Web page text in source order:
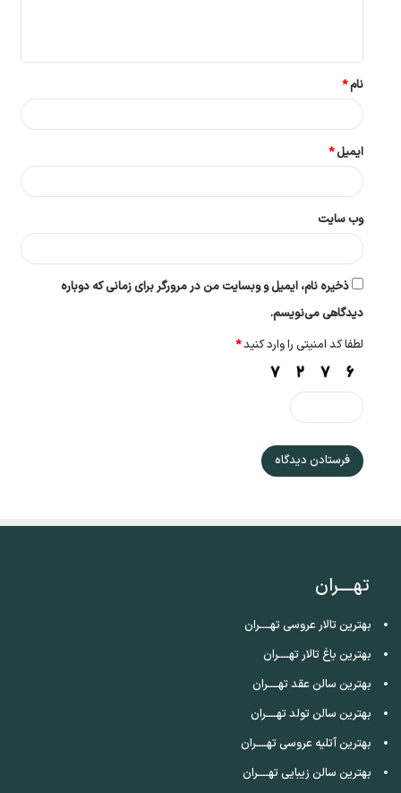
*
نام*
ایمیل*
وب‌ سایت
ذخیره نام، ایمیل و وبسایت من در مرورگر برای زمانی که دوباره
دیدگاهی می‌نویسم.
لطفا کد امنیتی را وارد کنید*
تهــــران
بهترین تالار عروسی تهــــران
بهترین باغ تالار تهــــران
بهترین سالن عقد تهــــران
بهترین سالن تولد تهــــران
بهترین آتلیه عروسی تهــــران
بهترین سالن زیبایی تهــــران